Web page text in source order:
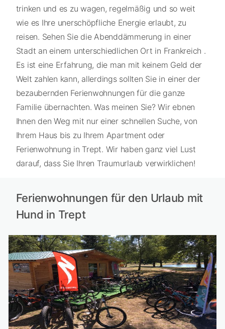
trinken und es zu wagen, regelmäßig und so weit
wie es Ihre unerschöpfliche Energie erlaubt, zu
reisen. Sehen Sie die Abenddämmerung in einer
Stadt an einem unterschiedlichen Ort in Frankreich .
Es ist eine Erfahrung, die man mit keinem Geld der
Welt zahlen kann, allerdings sollten Sie in einer der
bezaubernden Ferienwohnungen für die ganze
Familie übernachten. Was meinen Sie? Wir ebnen
Ihnen den Weg mit nur einer schnellen Suche, von
Ihrem Haus bis zu Ihrem Apartment oder
Ferienwohnung in Trept. Wir haben ganz viel Lust
darauf, dass Sie Ihren Traumurlaub verwirklichen!
Ferienwohnungen für den Urlaub mit
Hund in Trept